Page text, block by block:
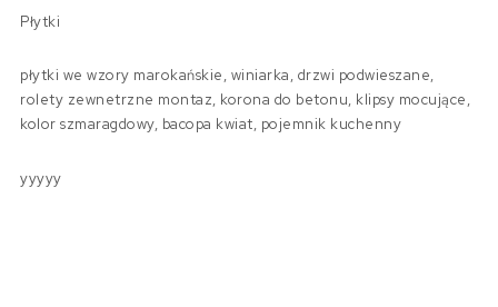
Płytki
płytki we wzory marokańskie, winiarka, drzwi podwieszane,
rolety zewnetrzne montaz, korona do betonu, klipsy mocujące,
kolor szmaragdowy, bacopa kwiat, pojemnik kuchenny
yyyyy